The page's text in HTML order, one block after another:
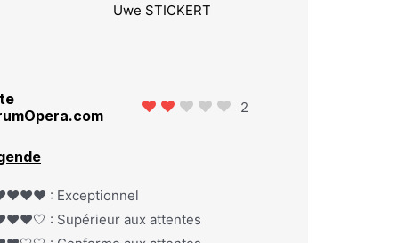
Uwe STICKERT
2
: Exceptionnel
: Supérieur aux attentes